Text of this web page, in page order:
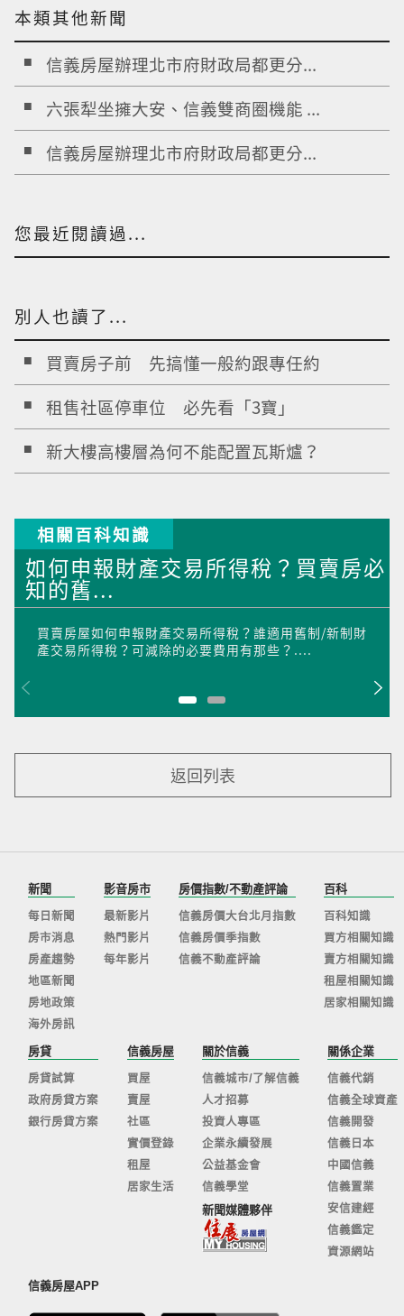
本類其他新聞
信義房屋辦理北市府財政局都更分...
六張犁坐擁大安、信義雙商圈機能 ...
信義房屋辦理北市府財政局都更分...
您最近閱讀過...
別人也讀了...
買賣房子前 先搞懂一般約跟專任約
租售社區停車位 必先看「3寶」
新大樓高樓層為何不能配置瓦斯爐？
相關百科知識
如何申報財產交易所得稅？買賣房必
知的舊...
買賣房屋如何申報財產交易所得稅？誰適用舊制/新制財
產交易所得稅？可減除的必要費用有那些？....
返回列表
新聞
每日新聞
房市消息
房產趨勢
地區新聞
房地政策
海外房訊
影音房市
最新影片
熱門影片
每年影片
房價指數/不動產評論
信義房價大台北月指數
信義房價季指數
信義不動產評論
百科
百科知識
買方相關知識
賣方相關知識
租屋相關知識
居家相關知識
房貸
房貸試算
政府房貸方案
銀行房貸方案
信義房屋
買屋
賣屋
社區
實價登錄
租屋
居家生活
關於信義
信義城市/了解信義
人才招募
投資人專區
企業永續發展
公益基金會
信義學堂
新聞媒體夥伴
關係企業
信義代銷
信義全球資產
信義開發
信義日本
中國信義
信義置業
安信建經
信義鑑定
資源網站
信義房屋APP